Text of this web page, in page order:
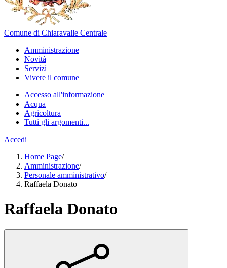
Comune di Chiaravalle Centrale
Amministrazione
Novità
Servizi
Vivere il comune
Accesso all'informazione
Acqua
Agricoltura
Tutti gli argomenti...
Accedi
Home Page/
Amministrazione/
Personale amministrativo/
Raffaela Donato
Raffaela Donato